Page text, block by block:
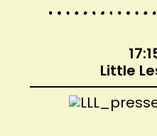
Little